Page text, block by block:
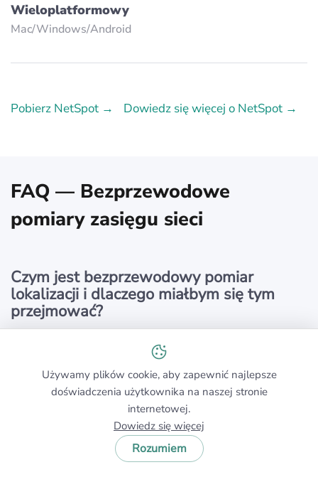
Wieloplatformowy
Mac/Windows/Аndroid
Pobierz NetSpot → Dowiedz się więcej o NetSpot →
FAQ — Bezprzewodowe
pomiary zasięgu sieci
Czym jest bezprzewodowy pomiar
lokalizacji i dlaczego miałbym się tym
przejmować?
Twojej przestrzeni lub symulacja predykcyjna, które
mapują siłę sygnału, szum tła oraz zakłócenia.
Zamieniając niewidzialne fale radiowe w użyteczne
dane, pozwala precyzyjnie rozmieszczać punkty
dostępowe i zapewniać szybsze, bardziej niezawodne
Wi‑Fi dla każdego użytkownika i urządzenia.
Używamy plików cookie, aby zapewnić najlepsze
doświadczenia użytkownika na naszej stronie
internetowej.
Dowiedz się więcej
Rozumiem